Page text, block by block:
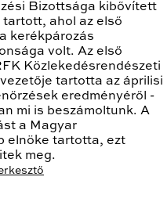
Bizottsága kibővített
ahol az első
kerékpározás
volt. Az első
Közlekedésrendészeti
tartotta az áprilisi
eredményéről -
mi is beszámoltunk. A
a Magyar
elnöke tartotta, ezt
meg.